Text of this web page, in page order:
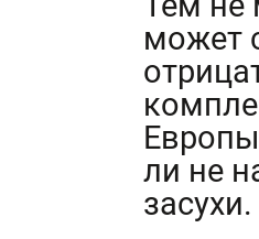
может
ли не
засухи.